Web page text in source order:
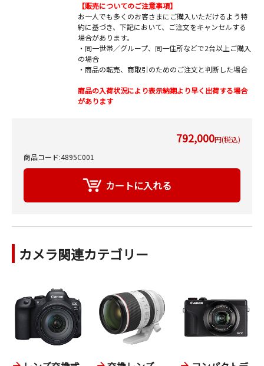
【販売についてのご注意事項】
お一人でも多くのお客さまにご購入いただけるよう特
約に基づき、下記において、ご注文をキャンセルする
場合があります。
・同一世帯／グループ、同一住所などで2台以上ご購入
の場合
・商品の転売、商取引のためのご注文と判断した場合
商品の入荷状況により表示納期より早く出荷する場合
があります
792,000円(税込)
商品コード:4895C001
カメラ関連カテゴリー